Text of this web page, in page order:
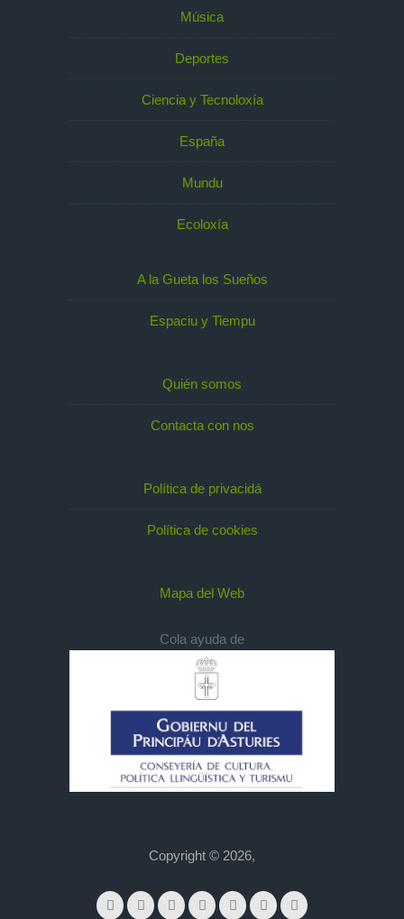
Música
Deportes
Ciencia y Tecnoloxía
España
Mundu
Ecoloxía
A la Gueta los Sueños
Espaciu y Tiempu
Quién somos
Contacta con nos
Política de privacidá
Política de cookies
Mapa del Web
Cola ayuda de
Copyright © 2026,